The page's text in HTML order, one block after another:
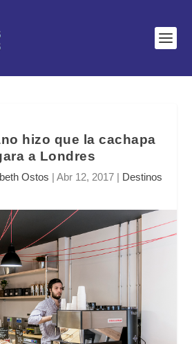
hizo que la cachapa
a Londres
Ostos | Abr 12, 2017| Destinos